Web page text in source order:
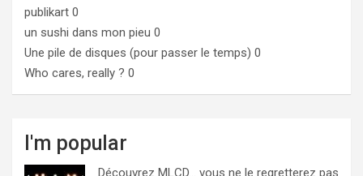
publikart 0
un sushi dans mon pieu 0
Une pile de disques (pour passer le temps) 0
Who cares, really ? 0
I'm popular
Découvrez MLCD… vous ne le regretterez pas